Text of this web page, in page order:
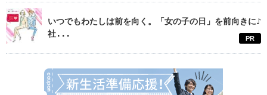
いつでもわたしは前を向く。「女の子の日」を前向きに♪
社...
PR